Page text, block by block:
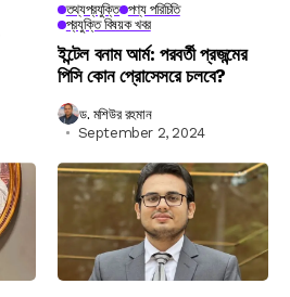
তথ্যপ্রযুক্তি পণ্য পরিচিতি
প্রযুক্তি বিষয়ক খবর
ইন্টেল বনাম আর্ম: পরবর্তী প্রজন্মের
পিসি কোন প্রোসেসরে চলবে?
ড. মশিউর রহমান
September 2, 2024